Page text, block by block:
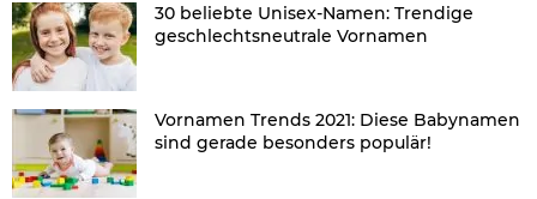
30 beliebte Unisex-Namen: Trendige
geschlechtsneutrale Vornamen
Vornamen Trends 2021: Diese Babynamen
sind gerade besonders populär!